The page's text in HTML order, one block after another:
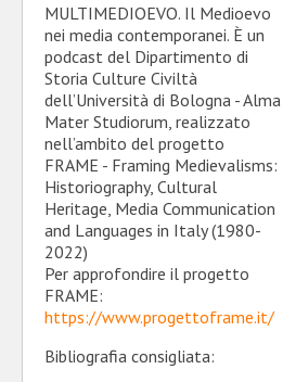
MULTIMEDIOEVO. Il Medioevo
nei media contemporanei. È un
podcast del Dipartimento di
Storia Culture Civiltà
dell’Università di Bologna - Alma
Mater Studiorum, realizzato
nell’ambito del progetto
FRAME - Framing Medievalisms:
Historiography, Cultural
Heritage, Media Communication
and Languages in Italy (1980-
2022)
Per approfondire il progetto
FRAME:
https://www.progettoframe.it/
Bibliografia consigliata: